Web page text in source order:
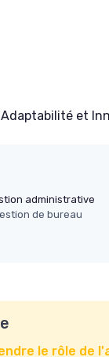
Adaptabilité et
administrative
de bureau
le rôle de